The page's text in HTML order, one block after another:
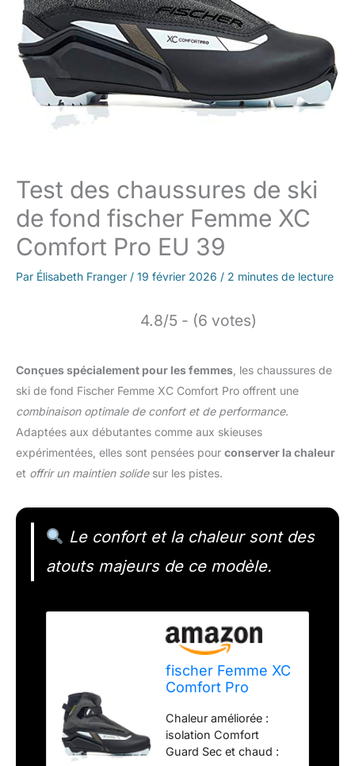
Test des chaussures de ski
de fond fischer Femme XC
Comfort Pro EU 39
Par Élisabeth Franger / 19 février 2026 / 2 minutes de lecture
4.8/5 - (6 votes)
Conçues spécialement pour les femmes, les chaussures de
ski de fond Fischer Femme XC Comfort Pro offrent une
combinaison optimale de confort et de performance.
Adaptées aux débutantes comme aux skieuses
expérimentées, elles sont pensées pour conserver la chaleur
et offrir un maintien solidesur les pistes.
Le confort et la chaleur sont des
atouts majeurs de ce modèle.
fischer Femme XC
Comfort Pro
Ski de Fond, Uni,
EU 39
Chaleur améliorée :
isolation Comfort
Guard Sec et chaud :